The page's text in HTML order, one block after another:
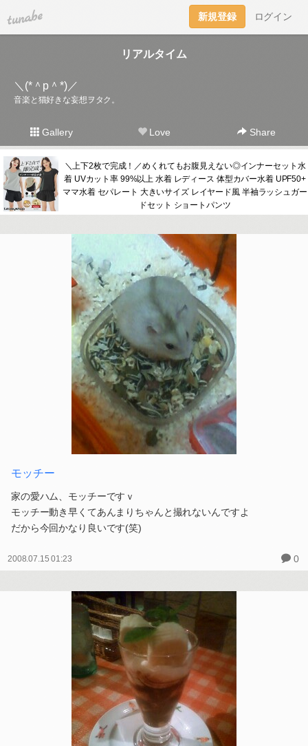
tuna.be 新規登録 ログイン
リアルタイム
＼(*＾p＾*)／
音楽と猫好きな妄想ヲタク。
Gallery Love Share
＼上下2枚で完成！／めくれてもお腹見えない◎インナーセット水
着 UVカット率 99%以上 水着 レディース 体型カバー水着 UPF50+
ママ水着 セパレート 大きいサイズ レイヤード風 半袖ラッシュガー
ドセット ショートパンツ
モッチー
家の愛ハム、モッチーですｖ
モッチー動き早くてあんまりちゃんと撮れないんですよ
だから今回かなり良いです(笑)
2008.07.15 01:23 0